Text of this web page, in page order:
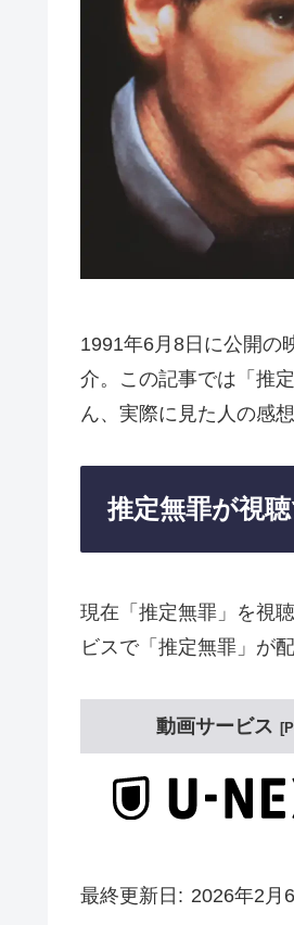
1991年6月8日に公開の
介。この記事では「推
ん、実際に見た人の感
推定無罪が視
現在「推定無罪」を視
ビスで「推定無罪」が
動画サービス
最終更新日 2026年2月